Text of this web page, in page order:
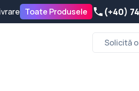
Toate Produsele (+40)
Solicită